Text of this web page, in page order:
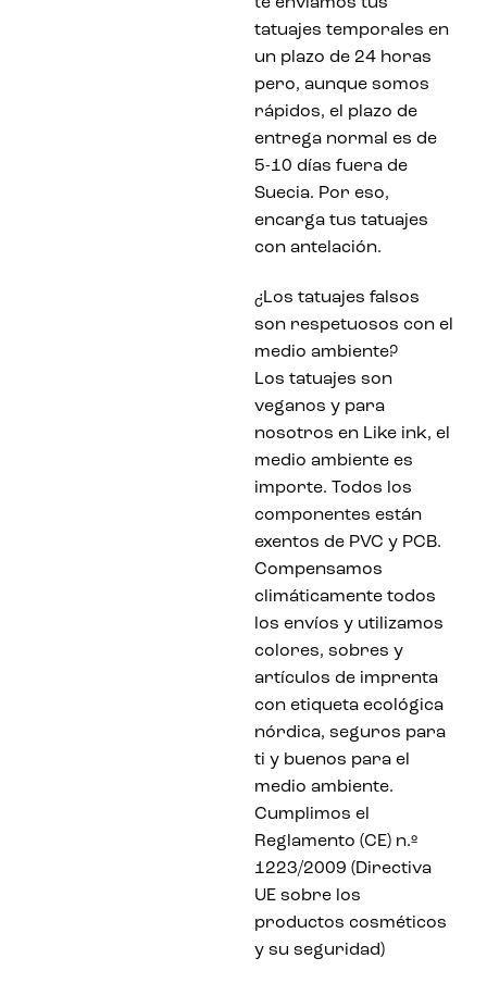
tatuajes temporales en
un plazo de 24 horas
pero, aunque somos
rápidos, el plazo de
entrega normal es de
5-10 días fuera de
Suecia. Por eso,
encarga tus tatuajes
con antelación.
¿Los tatuajes falsos
son respetuosos con el
medio ambiente?
Los tatuajes son
veganos y para
nosotros en Like ink, el
medio ambiente es
importe. Todos los
componentes están
exentos de PVC y PCB.
Compensamos
climáticamente todos
los envíos y utilizamos
colores, sobres y
artículos de imprenta
con etiqueta ecológica
nórdica, seguros para
ti y buenos para el
medio ambiente.
Cumplimos el
Reglamento (CE) n.º
1223/2009 (Directiva
UE sobre los
productos cosméticos
y su seguridad)